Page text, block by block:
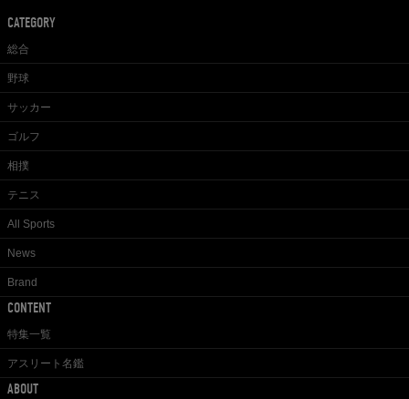
CATEGORY
総合
野球
サッカー
ゴルフ
相撲
テニス
All Sports
News
Brand
CONTENT
特集一覧
アスリート名鑑
ABOUT